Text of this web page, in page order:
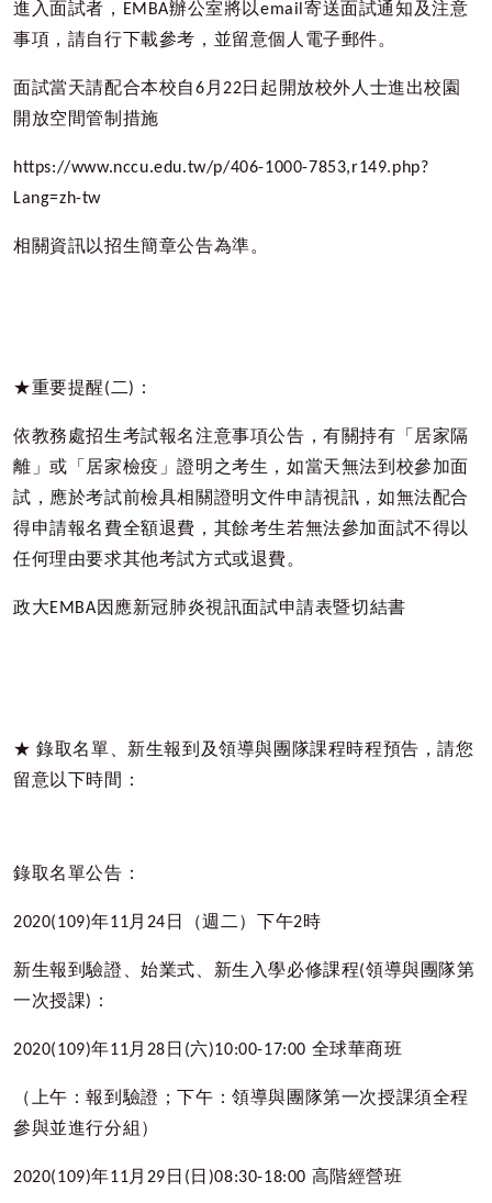
進入面試者， EMBA辦公室將以email寄送面試通知及注意
事項，請自行下載參考，並留意個人電子郵件。
面試當天請配合本校自6月22日起開放校外人士進出校園
開放空間管制措施
https://www.nccu.edu.tw/p/406-1000-7853,r149.php?
Lang=zh-tw
相關資訊以招生簡章公告為準。
★重要提醒(二) ：
依教務處招生考試報名注意事項公告，有關持有「居家隔
離」或「居家檢疫」證明之考生，如當天無法到校參加面
試，應於考試前檢具相關證明文件申請視訊，如無法配合
得申請報名費全額退費，其餘考生若無法參加面試不得以
任何理由要求其他考試方式或退費。
政大EMBA因應新冠肺炎視訊面試申請表暨切結書
★ 錄取名單、新生報到及領導與團隊課程時程預告，請您
留意以下時間：
錄取名單公告：
2020(109)年11月 24 日（週二）下午2時
新生報到驗證、始業式、新生入學必修課程(領導與團隊第
一次授課) ：
2020(109)年11月 28 日 (六)10:00-17:00 全球華商班
（上午：報到驗證；下午：領導與團隊第一次授課須全程
參與並進行分組）
2020(109)年11月 29 日 ( 日 )08:30-18:00 高階經營班